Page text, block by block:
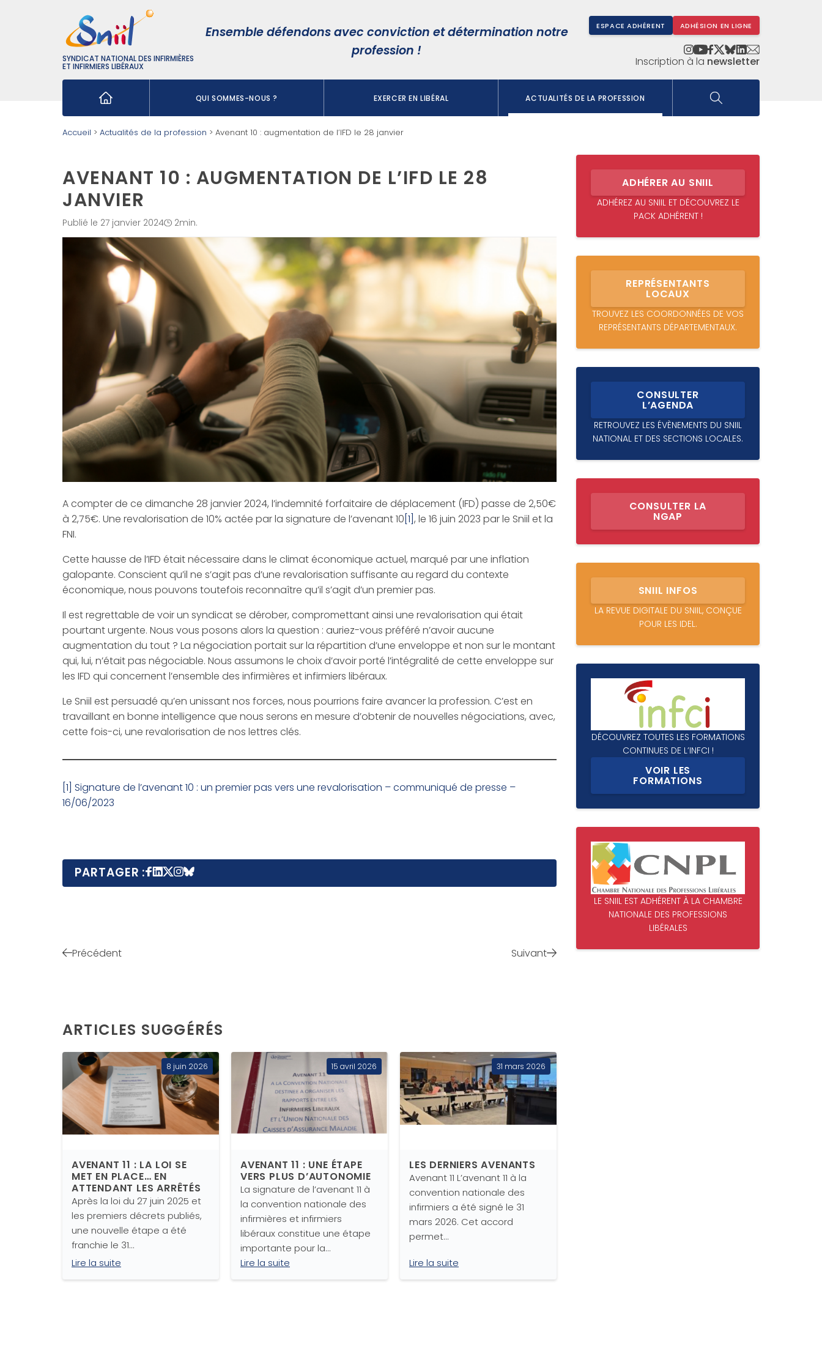
SYNDICAT NATIONAL DES INFIRMIÈRES
ET INFIRMIERS LIBÉRAUX
Ensemble défendons avec conviction et détermination notre
profession !
ESPACE ADHÉRENT ADHÉSION EN LIGNE
Inscription à la newsletter
QUI SOMMES-NOUS ? EXERCER EN LIBÉRAL ACTUALITÉS DE LA PROFESSION
Accueil > Actualités de la profession > Avenant 10 : augmentation de l’IFD le 28 janvier
AVENANT 10 : AUGMENTATION DE L’IFD LE 28
JANVIER
Publié le 27 janvier 2024 2min.
A compter de ce dimanche 28 janvier 2024, l’indemnité forfaitaire de déplacement (IFD) passe de 2,50€
à 2,75€. Une revalorisation de 10% actée par la signature de l’avenant 10 [1] , le 16 juin 2023 par le Sniil et la
FNI.
Cette hausse de l’IFD était nécessaire dans le climat économique actuel, marqué par une inflation
galopante. Conscient qu’il ne s’agit pas d’une revalorisation suffisante au regard du contexte
économique, nous pouvons toutefois reconnaître qu’il s’agit d’un premier pas.
Il est regrettable de voir un syndicat se dérober, compromettant ainsi une revalorisation qui était
pourtant urgente. Nous vous posons alors la question : auriez-vous préféré n’avoir aucune
augmentation du tout ? La négociation portait sur la répartition d’une enveloppe et non sur le montant
qui, lui, n’était pas négociable. Nous assumons le choix d’avoir porté l’intégralité de cette enveloppe sur
les IFD qui concernent l’ensemble des infirmières et infirmiers libéraux.
Le Sniil est persuadé qu’en unissant nos forces, nous pourrions faire avancer la profession. C’est en
travaillant en bonne intelligence que nous serons en mesure d’obtenir de nouvelles négociations, avec,
cette fois-ci, une revalorisation de nos lettres clés.
[1] Signature de l’avenant 10 : un premier pas vers une revalorisation – communiqué de presse –
16/06/2023
PARTAGER :
Précédent Suivant
ARTICLES SUGGÉRÉS
8 juin 2026
AVENANT 11 : LA LOI SE
MET EN PLACE… EN
ATTENDANT LES ARRÊTÉS
Après la loi du 27 juin 2025 et
les premiers décrets publiés,
une nouvelle étape a été
franchie le 31…
Lire la suite
15 avril 2026
AVENANT 11 : UNE ÉTAPE
VERS PLUS D’AUTONOMIE
La signature de l’avenant 11 à
la convention nationale des
infirmières et infirmiers
libéraux constitue une étape
importante pour la…
Lire la suite
31 mars 2026
LES DERNIERS AVENANTS
Avenant 11 L’avenant 11 à la
convention nationale des
infirmiers a été signé le 31
mars 2026. Cet accord
permet…
Lire la suite
ADHÉRER AU SNIIL
ADHÉREZ AU SNIIL ET DÉCOUVREZ LE
PACK ADHÉRENT !
REPRÉSENTANTS
LOCAUX
TROUVEZ LES COORDONNÉES DE VOS
REPRÉSENTANTS DÉPARTEMENTAUX.
CONSULTER
L’AGENDA
RETROUVEZ LES ÉVÈNEMENTS DU SNIIL
NATIONAL ET DES SECTIONS LOCALES.
CONSULTER LA
NGAP
SNIIL INFOS
LA REVUE DIGITALE DU SNIIL, CONÇUE
POUR LES IDEL.
DÉCOUVREZ TOUTES LES FORMATIONS
CONTINUES DE L’INFCI !
VOIR LES
FORMATIONS
LE SNIIL EST ADHÉRENT À LA CHAMBRE
NATIONALE DES PROFESSIONS
LIBÉRALES